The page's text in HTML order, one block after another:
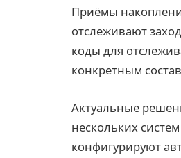
Приёмы
отслеживают
коды для
конкретным
Актуальные
нескольких
конфигурируют